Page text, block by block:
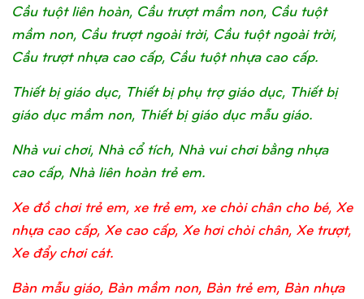
Cầu tuột liên hoàn, Cầu trượt mầm non, Cầu tuột
mầm non, Cầu trượt ngoài trời, Cầu tuột ngoài trời,
Cầu trượt nhựa cao cấp, Cầu tuột nhựa cao cấp.
Thiết bị giáo dục, Thiết bị phụ trợ giáo dục, Thiết bị
giáo dục mầm non, Thiết bị giáo dục mẫu giáo.
Nhà vui chơi, Nhà cổ tích, Nhà vui chơi bằng nhựa
cao cấp, Nhà liên hoàn trẻ em.
Xe đồ chơi trẻ em, xe trẻ em, xe chòi chân cho bé, Xe
nhựa cao cấp, Xe cao cấp, Xe hơi chòi chân, Xe trượt,
Xe đẩy chơi cát.
Bàn mẫu giáo, Bàn mầm non, Bàn trẻ em, Bàn nhựa